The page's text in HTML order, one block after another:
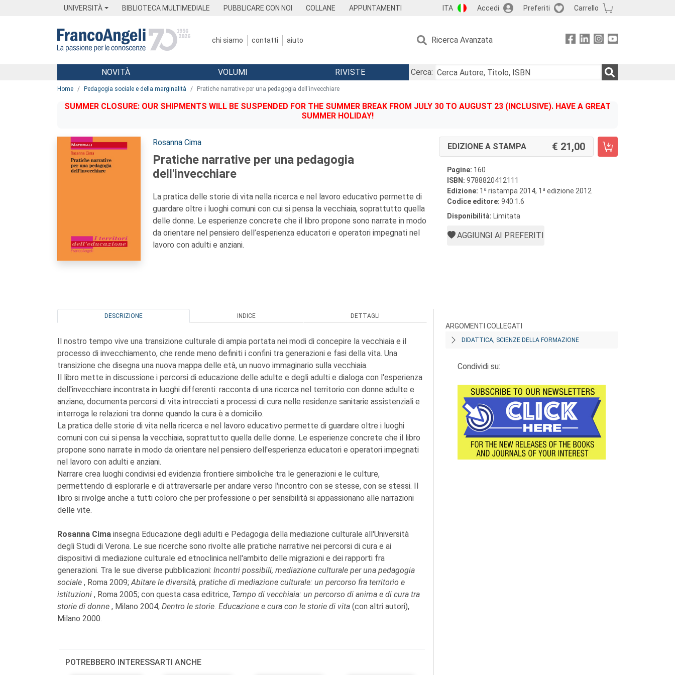
UNIVERSITÀ BIBLIOTECA MULTIMEDIALE PUBBLICARE CON NOI COLLANE APPUNTAMENTI ITA Accedi Preferiti Carrello
chi siamo contatti aiuto Ricerca Avanzata
Menu
NOVITÀ VOLUMI RIVISTE
Cerca:
Home Pedagogia sociale e della marginalità Pratiche narrative per una pedagogia dell'invecchiare
SUMMER CLOSURE: OUR SHIPMENTS WILL BE SUSPENDED FOR THE SUMMER BREAK FROM JULY 30 TO AUGUST 23 (INCLUSIVE). HAVE A GREAT
SUMMER HOLIDAY!
Autori:
Rosanna Cima
Pratiche narrative per una pedagogia
dell'invecchiare
La pratica delle storie di vita nella ricerca e nel lavoro educativo permette di
guardare oltre i luoghi comuni con cui si pensa la vecchiaia, soprattutto quella
delle donne. Le esperienze concrete che il libro propone sono narrate in modo
da orientare nel pensiero dell’esperienza educatori e operatori impegnati nel
lavoro con adulti e anziani.
EDIZIONE A STAMPA 21,00
Pagine: 160
ISBN: 9788820412111
Edizione: 1 a ristampa 2014, 1 a edizione 2012
Codice editore: 940.1.6
Disponibilità: Limitata
AGGIUNGI AI PREFERITI
DESCRIZIONE INDICE DETTAGLI
Il nostro tempo vive una transizione culturale di ampia portata nei modi di concepire la vecchiaia e il
processo di invecchiamento, che rende meno definiti i confini tra generazioni e fasi della vita. Una
transizione che disegna una nuova mappa delle età, un nuovo immaginario sulla vecchiaia.
Il libro mette in discussione i percorsi di educazione delle adulte e degli adulti e dialoga con l'esperienza
dell'invecchiare incontrata in luoghi differenti: racconta di una ricerca nel territorio con donne adulte e
anziane, documenta percorsi di vita intrecciati a processi di cura nelle residenze sanitarie assistenziali e
interroga le relazioni tra donne quando la cura è a domicilio.
La pratica delle storie di vita nella ricerca e nel lavoro educativo permette di guardare oltre i luoghi
comuni con cui si pensa la vecchiaia, soprattutto quella delle donne. Le esperienze concrete che il libro
propone sono narrate in modo da orientare nel pensiero dell'esperienza educatori e operatori impegnati
nel lavoro con adulti e anziani.
Narrare crea luoghi condivisi ed evidenzia frontiere simboliche tra le generazioni e le culture,
permettendo di esplorarle e di attraversarle per andare verso l'incontro con se stesse, con se stessi. Il
libro si rivolge anche a tutti coloro che per professione o per sensibilità si appassionano alle narrazioni
delle vite.
Rosanna Cima insegna Educazione degli adulti e Pedagogia della mediazione culturale all'Università
degli Studi di Verona. Le sue ricerche sono rivolte alle pratiche narrative nei percorsi di cura e ai
dispositivi di mediazione culturale ed etnoclinica nell'ambito delle migrazioni e dei rapporti fra
generazioni. Tra le sue diverse pubblicazioni: Incontri possibili, mediazione culturale per una pedagogia
sociale , Roma 2009;Abitare le diversità, pratiche di mediazione culturale: un percorso fra territorio e
istituzioni , Roma 2005; con questa casa editrice, Tempo di vecchiaia: un percorso di anima e di cura tra
storie di donne , Milano 2004; Dentro le storie. Educazione e cura con le storie di vita (con altri autori),
Milano 2000.
POTREBBERO INTERESSARTI ANCHE
ARGOMENTI COLLEGATI
DIDATTICA, SCIENZE DELLA FORMAZIONE
Condividi su: